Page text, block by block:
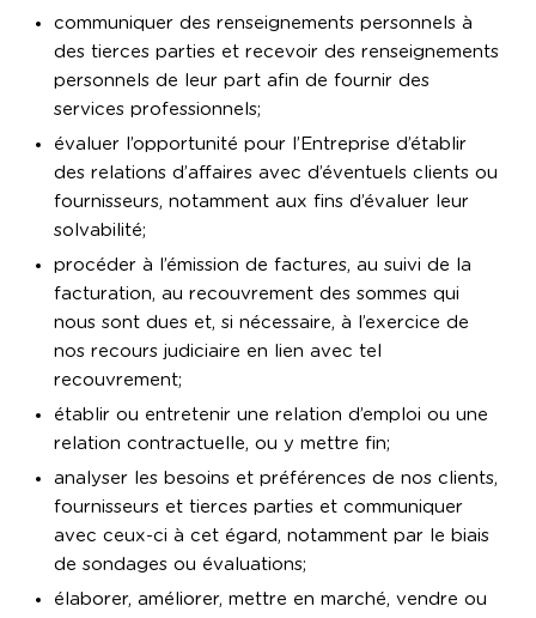
communiquer des renseignements personnels à
des tierces parties et recevoir des renseignements
personnels de leur part afin de fournir des
services professionnels;
évaluer l’opportunité pour l’Entreprise d’établir
des relations d’affaires avec d’éventuels clients ou
fournisseurs, notamment aux fins d’évaluer leur
solvabilité;
procéder à l’émission de factures, au suivi de la
facturation, au recouvrement des sommes qui
nous sont dues et, si nécessaire, à l’exercice de
nos recours judiciaire en lien avec tel
recouvrement;
établir ou entretenir une relation d’emploi ou une
relation contractuelle, ou y mettre fin;
analyser les besoins et préférences de nos clients,
fournisseurs et tierces parties et communiquer
avec ceux-ci à cet égard, notamment par le biais
de sondages ou évaluations;
élaborer, améliorer, mettre en marché, vendre ou